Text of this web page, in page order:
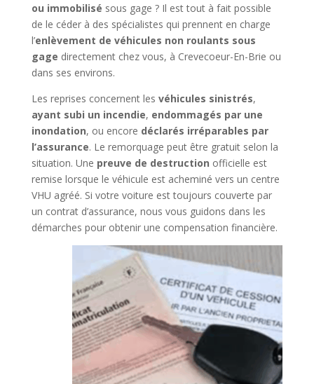
ou immobilisé sous gage ? Il est tout à fait possible
de le céder à des spécialistes qui prennent en charge
l’enlèvement de véhicules non roulants sous
gage directement chez vous, à Crevecoeur-En-Brie ou
dans ses environs.
Les reprises concernent les véhicules sinistrés,
ayant subi un incendie, endommagés par une
inondation, ou encore déclarés irréparables par
l’assurance. Le remorquage peut être gratuit selon la
situation. Une preuve de destruction officielle est
remise lorsque le véhicule est acheminé vers un centre
VHU agréé. Si votre voiture est toujours couverte par
un contrat d’assurance, nous vous guidons dans les
démarches pour obtenir une compensation financière.